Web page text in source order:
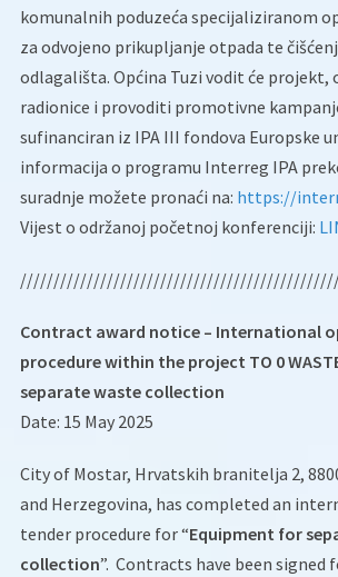
komunalnih poduzeća specijaliziranom
za odvojeno prikupljanje otpada te
odlagališta. Općina Tuzi vodit će
radionice i provoditi promotivne
sufinanciran iz IPA III fondova Europske
informacija o programu Interreg IPA
suradnje možete pronaći na: https://
Vijest o održanoj početnoj konferenciji:
Contract award notice – International
procedure within the project TO 0
separate waste collection
Date: 15 May 2025
City of Mostar, Hrvatskih branitelja 2,
and Herzegovina, has completed an
tender procedure for “Equipment for
collection”. Contracts have been signed